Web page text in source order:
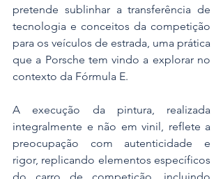
pretende sublinhar a transferência de
tecnologia e conceitos da competição
para os veículos de estrada, uma prática
que a Porsche tem vindo a explorar no
contexto da Fórmula E.
A execução da pintura, realizada
integralmente e não em vinil, reflete a
preocupação com autenticidade e
rigor, replicando elementos específicos
do carro de competição, incluindo